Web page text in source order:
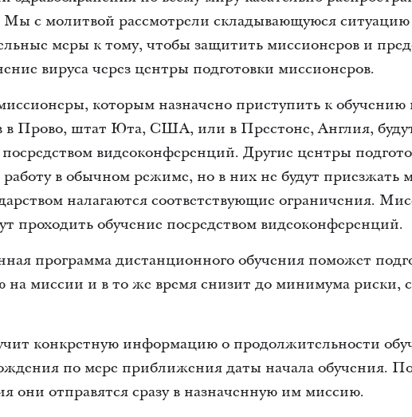
Мы с молитвой рассмотрели складывающуюся
меры к тому, чтобы защитить миссионеров и
вируса через центры подготовки миссионеров.
которым назначено приступить к обучению
в Прово, штат Юта, США, или в Престоне, Англия,
видеоконференций. Другие центры
в обычном режиме, но в них не будут приезжать
налагаются соответствующие ограничения.
проходить обучение посредством видеоконференций.
программа дистанционного обучения поможет
на миссии и в то же время снизит до минимума риски,
конкретную информацию о продолжительности
по мере приближения даты начала обучения.
они отправятся сразу в назначенную им миссию.